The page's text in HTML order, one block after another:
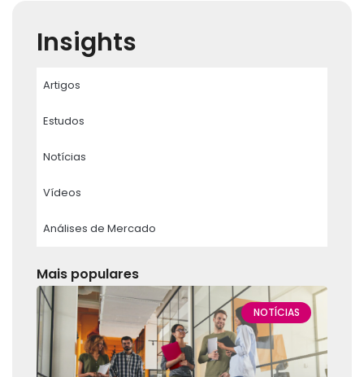
Insights
Artigos
Estudos
Notícias
Vídeos
Análises de Mercado
Mais populares
NOTÍCIAS